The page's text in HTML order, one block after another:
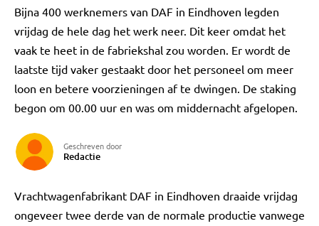
Bijna 400 werknemers van DAF in Eindhoven legden
vrijdag de hele dag het werk neer. Dit keer omdat het
vaak te heet in de fabriekshal zou worden. Er wordt de
laatste tijd vaker gestaakt door het personeel om meer
loon en betere voorzieningen af te dwingen. De staking
begon om 00.00 uur en was om middernacht afgelopen.
Geschreven door
Redactie
Vrachtwagenfabrikant DAF in Eindhoven draaide vrijdag
ongeveer twee derde van de normale productie vanwege